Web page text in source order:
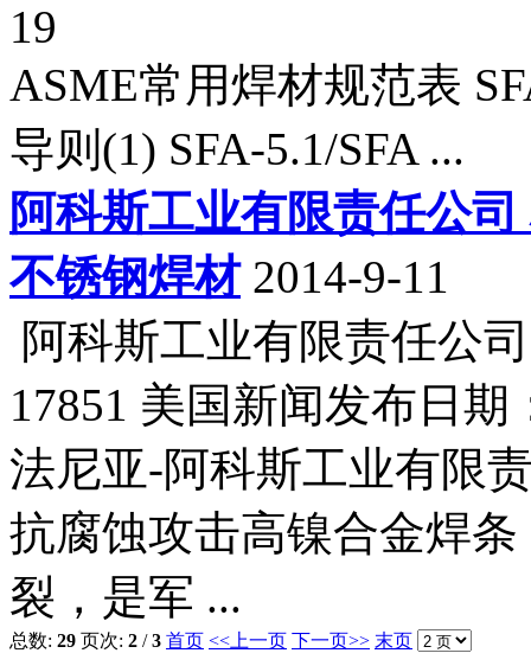
19
ASME常用焊材规范
导则(1) SFA-5.1/SFA ...
阿科斯工业有限责任公
不锈钢焊材2014-9-11
阿科斯工业有限责任公
17851 美国新闻发布日
法尼亚-阿科斯工业有限
抗腐蚀攻击高镍合金焊
裂，是军 ...
总数: 29 页次: 2 /3 首页 <<上一页 下一页>> 末页